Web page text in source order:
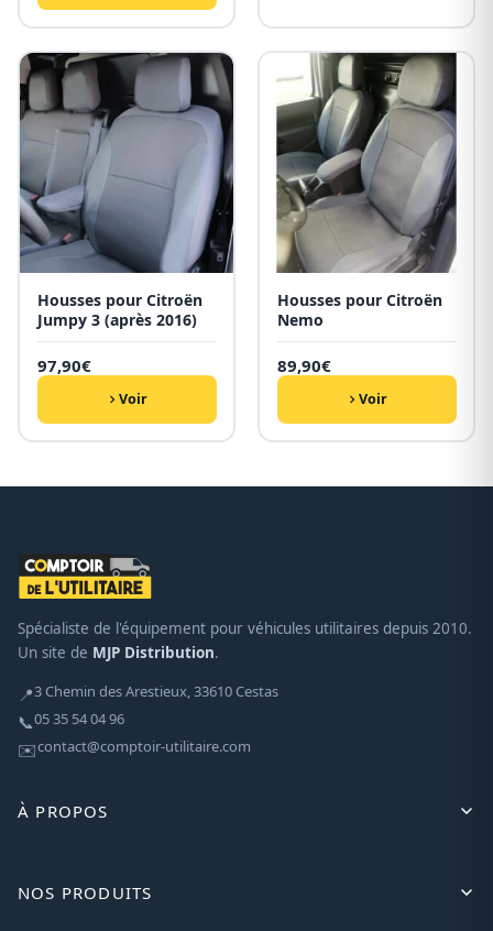
Housses pour Citroën
Jumpy 3 (après 2016)
97,90€
Voir
Housses pour Citroën
Nemo
89,90€
Voir
Spécialiste de l'équipement pour véhicules utilitaires depuis 2010.
Un site de MJP Distribution.
📍3 Chemin des Arestieux, 33610 Cestas
📞05 35 54 04 96
✉️contact@comptoir-utilitaire.com
À PROPOS
NOS PRODUITS